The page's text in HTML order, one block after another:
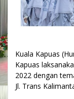
Kuala Kapuas
Kapuas
2022 dengan
Jl. Trans